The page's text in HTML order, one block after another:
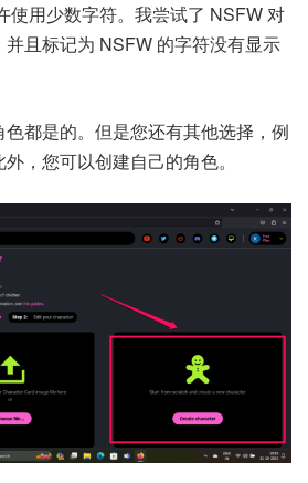
使用少数字符。我尝试了 NSFW 对
且标记为 NSFW 的字符没有显示
都是的。但是您还有其他选择，例
，您可以创建自己的角色。